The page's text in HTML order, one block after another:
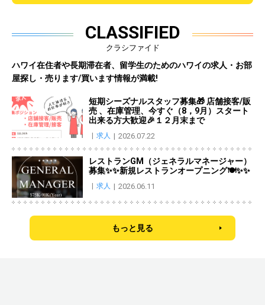
CLASSIFIED
クラシファイド
ハワイ在住者や長期滞在者、留学生のためのハワイの求人・お部
屋探し・売ります/買います情報が満載!
短期シーズナルスタッフ募集🎁 店舗接客/販
売 、在庫管理、今すぐ（8，9月）スタート
出来る方大歓迎🎉１２月末まで
求人 2026.07.22
レストランGM（ジェネラルマネージャー）
募集✨✨新規レストランオープニング🍽️✨✨
求人 2026.06.11
もっと見る